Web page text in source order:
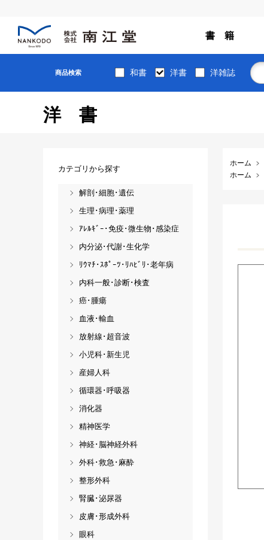
書 籍
商品検索 和書 洋書 洋雑誌
洋書
ホーム
ホーム
カテゴリから探す
解剖･細胞･遺伝
生理･病理･薬理
ｱﾚﾙｷﾞｰ･免疫･微生物･感染症
内分泌･代謝･生化学
ﾘｳﾏﾁ･ｽﾎﾟｰﾂ･ﾘﾊﾋﾞﾘ･老年病
内科一般･診断･検査
癌･腫瘍
血液･輸血
放射線･超音波
小児科･新生児
産婦人科
循環器･呼吸器
消化器
精神医学
神経･脳神経外科
外科･救急･麻酔
整形外科
腎臓･泌尿器
皮膚･形成外科
眼科